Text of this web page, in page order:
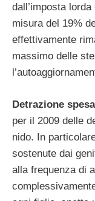
dall’imposta
misura del 19%
effettivamente
massimo delle
Detrazione
per il 2009 delle
nido. In
sostenute dai
alla frequenza di